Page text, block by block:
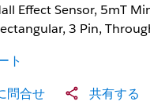
Effect Sensor, 5mT
3 Pin,
ト
問合せ 共有する